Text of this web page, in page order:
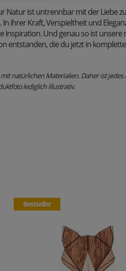
Natur ist untrennbar mit der Liebe
ihrer Kraft, Verspieltheit und
Inspiration. Und genau so ist unsere
entstanden, die du jetzt in
natürlichen Materialien. Daher ist jedes
lediglich illustrativ.
Bestseller